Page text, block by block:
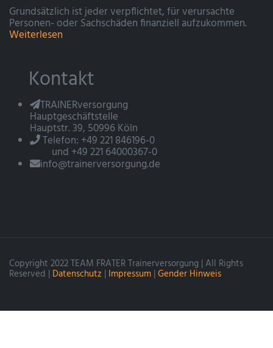
Grundsätzlich ist jeder verpflichtet, für verursachte
Personen- oder Sachschäden finanziell aufzukommen.
Weiterlesen
Kontakt
TRAINERversorgung
Hauptgeschäftstelle
Hauptstr. 39, 50996 Köln
Telefon: +49 221 846196-0
und +49 221 64000367-0
info@trainerversorgung.de
Copyright 2022 TEAM FRATER Trainerversorgung | All Rights
Reserved | Datenschutz | Impressum | Gender Hinweis